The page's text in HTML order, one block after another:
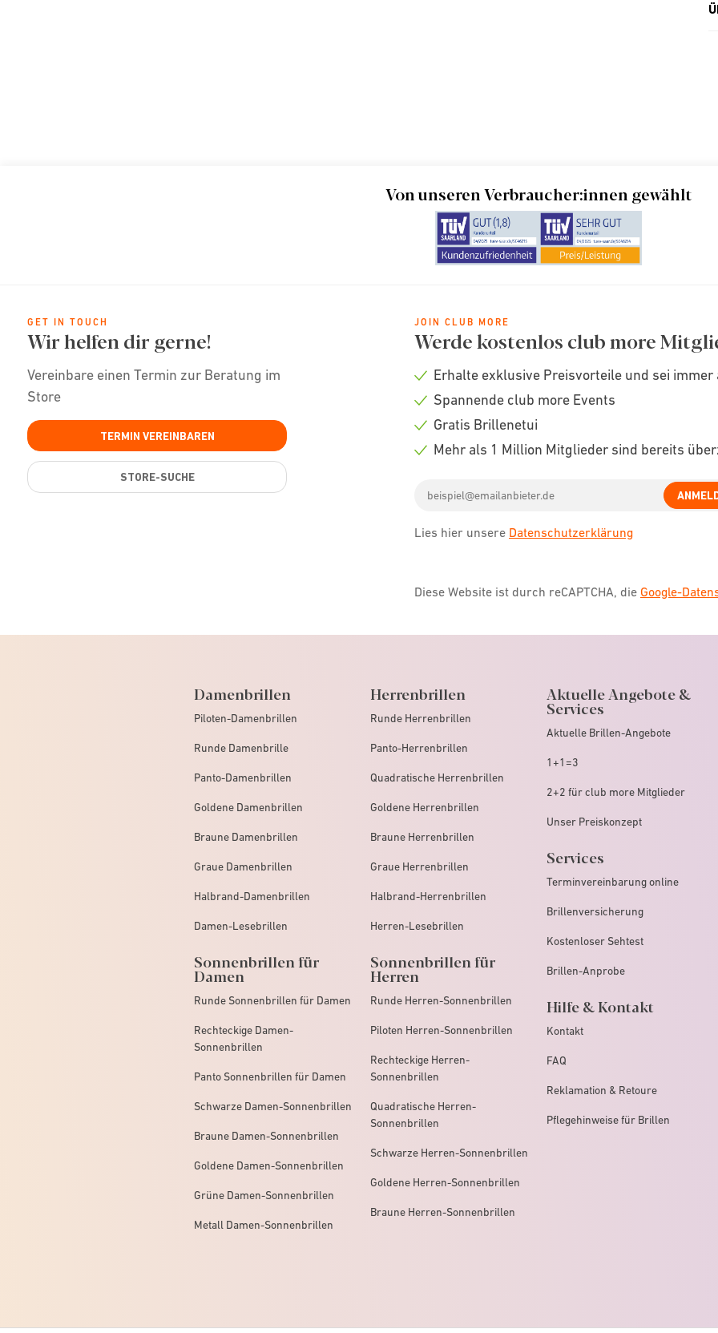
Von unseren Verbraucher:innen gewählt
GET IN TOUCH
Wir helfen dir gerne!
Vereinbare einen Termin zur Beratung im
Store
TERMIN VEREINBAREN
STORE-SUCHE
JOIN CLUB MORE
Werde kostenlos club more
Check
Erhalte exklusive Preisvorteile und sei
Check
Spannende club more Events
Check
Gratis Brillenetui
Mehr als 1 Million Mitglieder sind bereits
address
Lies hier unsere Datenschutzerklärung
Diese Website ist durch reCAPTCHA, die Google-
Damenbrillen
Piloten-Damenbrillen
Runde Damenbrille
Panto-Damenbrillen
Goldene Damenbrillen
Braune Damenbrillen
Graue Damenbrillen
Halbrand-Damenbrillen
Damen-Lesebrillen
Sonnenbrillen für
Damen
Runde Sonnenbrillen für Damen
Rechteckige Damen-
Sonnenbrillen
Panto Sonnenbrillen für Damen
Schwarze Damen-Sonnenbrillen
Braune Damen-Sonnenbrillen
Goldene Damen-Sonnenbrillen
Grüne Damen-Sonnenbrillen
Metall Damen-Sonnenbrillen
Herrenbrillen
Runde Herrenbrillen
Panto-Herrenbrillen
Quadratische Herrenbrillen
Goldene Herrenbrillen
Braune Herrenbrillen
Graue Herrenbrillen
Halbrand-Herrenbrillen
Herren-Lesebrillen
Sonnenbrillen für
Herren
Runde Herren-Sonnenbrillen
Piloten Herren-Sonnenbrillen
Rechteckige Herren-
Sonnenbrillen
Quadratische Herren-
Sonnenbrillen
Schwarze Herren-Sonnenbrillen
Goldene Herren-Sonnenbrillen
Braune Herren-Sonnenbrillen
Aktuelle Angebote &
Services
Aktuelle Brillen-Angebote
1+1=3
2+2 für club more Mitglieder
Unser Preiskonzept
Services
Terminvereinbarung online
Brillenversicherung
Kostenloser Sehtest
Brillen-Anprobe
Hilfe & Kontakt
Kontakt
FAQ
Reklamation & Retoure
Pflegehinweise für Brillen